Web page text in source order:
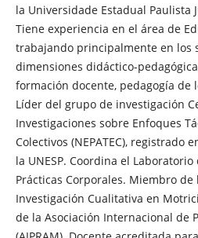
la Universidade Estadual Paulista
Tiene experiencia en el área de
trabajando principalmente en los
dimensiones didáctico-
formación docente, pedagogía de
Líder del grupo de investigación
Investigaciones sobre Enfoques
Colectivos (NEPATEC), registrado
la UNESP. Coordina el
Prácticas Corporales. Miembro de
Investigación Cualitativa en
de la Asociación Internacional de